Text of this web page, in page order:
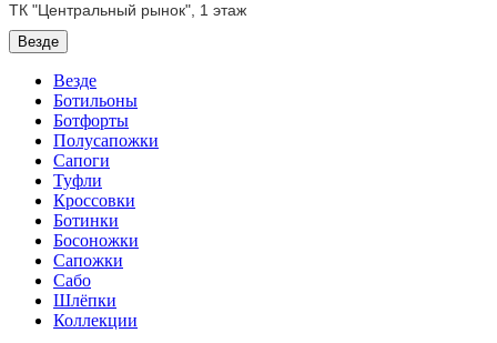
ТК "Центральный рынок", 1 этаж
Везде
Везде
Ботильоны
Ботфорты
Полусапожки
Сапоги
Туфли
Кроссовки
Ботинки
Босоножки
Сапожки
Сабо
Шлёпки
Коллекции